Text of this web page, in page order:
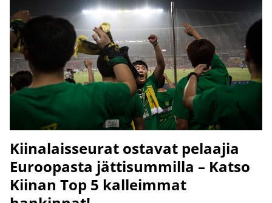
Kiinalaisseurat ostavat pelaajia
Euroopasta jättisummilla – Katso
Kiinan Top 5 kalleimmat